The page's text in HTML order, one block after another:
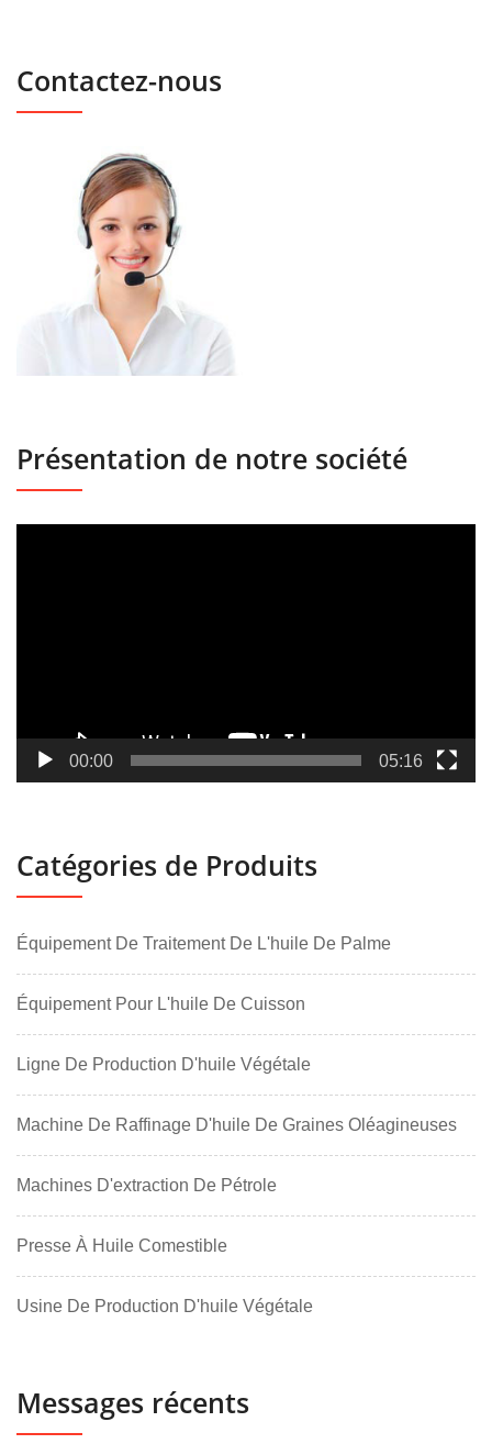
Contactez-nous
Présentation de notre société
00:00 05:16
Catégories de Produits
Équipement De Traitement De L'huile De Palme
Équipement Pour L'huile De Cuisson
Ligne De Production D'huile Végétale
Machine De Raffinage D'huile De Graines Oléagineuses
Machines D'extraction De Pétrole
Presse À Huile Comestible
Usine De Production D'huile Végétale
Messages récents